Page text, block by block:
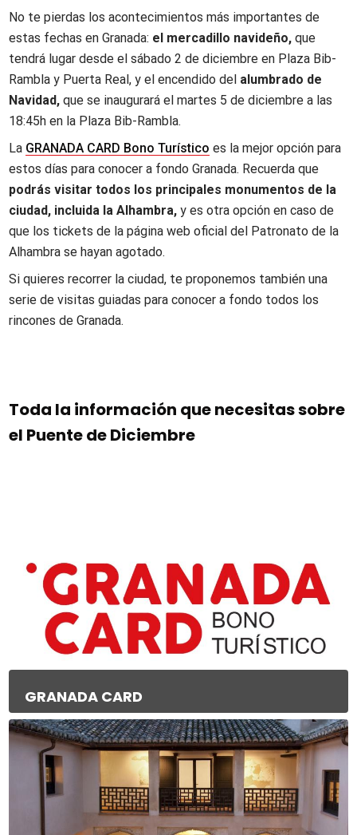
No te pierdas los acontecimientos más importantes de
estas fechas en Granada: el mercadillo navideño, que
tendrá lugar desde el sábado 2 de diciembre en Plaza Bib-
Rambla y Puerta Real, y el encendido del alumbrado de
Navidad, que se inaugurará el martes 5 de diciembre a las
18:45h en la Plaza Bib-Rambla.
La GRANADA CARD Bono Turístico es la mejor opción para
estos días para conocer a fondo Granada. Recuerda que
podrás visitar todos los principales monumentos de la
ciudad, incluida la Alhambra, y es otra opción en caso de
que los tickets de la página web oficial del Patronato de la
Alhambra se hayan agotado.
Si quieres recorrer la ciudad, te proponemos también una
serie de visitas guiadas para conocer a fondo todos los
rincones de Granada.
Toda la información que necesitas sobre
el Puente de Diciembre
GRANADA CARD